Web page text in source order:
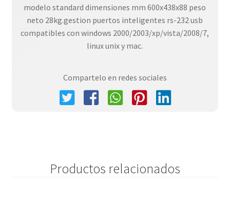
modelo standard dimensiones mm 600x438x88 peso
neto 28kg.gestion puertos inteligentes rs-232 usb
compatibles con windows 2000/2003/xp/vista/2008/7,
linux unix y mac.
Compartelo en redes sociales
Productos relacionados